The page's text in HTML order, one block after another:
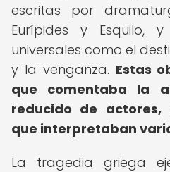
escritas por
Eurípides y Esquilo,
universales como el
y la venganza. Estas
que comentaba la
reducido de actores,
que interpretaban
La tragedia griega